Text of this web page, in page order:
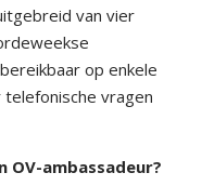
van vier
op enkele
vragen
OV-ambassadeur?